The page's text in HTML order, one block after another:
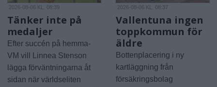
2026-08-06 KL. 08:39
Tänker inte på
medaljer
Efter succén på hemma-
VM vill Linnea Stenson
lägga förväntningarna åt
sidan när världseliten
2026-08-06 KL. 08:37
Vallentuna ingen
toppkommun för
äldre
Bottenplacering i ny
kartläggning från
försäkringsbolag